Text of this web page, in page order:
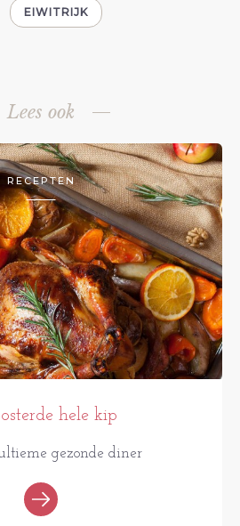
EIWITRIJK
Lees ook
RECEPTEN
hele kip
gezonde diner